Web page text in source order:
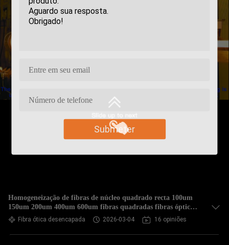
Submeter
Homogeneização de fibras de núcleo quadrado recta 100um
150um 200um 400um 600um fibras quadradas fibras ópticas
redondas
Fibra ótica desencapada 2026-03-04 16 opiniões